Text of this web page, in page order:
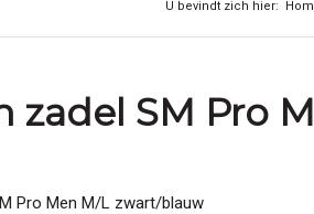
U bevindt zich hier:
zadel SM Pro
Pro Men M/L zwart/blauw